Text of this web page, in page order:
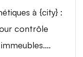
à {city} :
contrôle